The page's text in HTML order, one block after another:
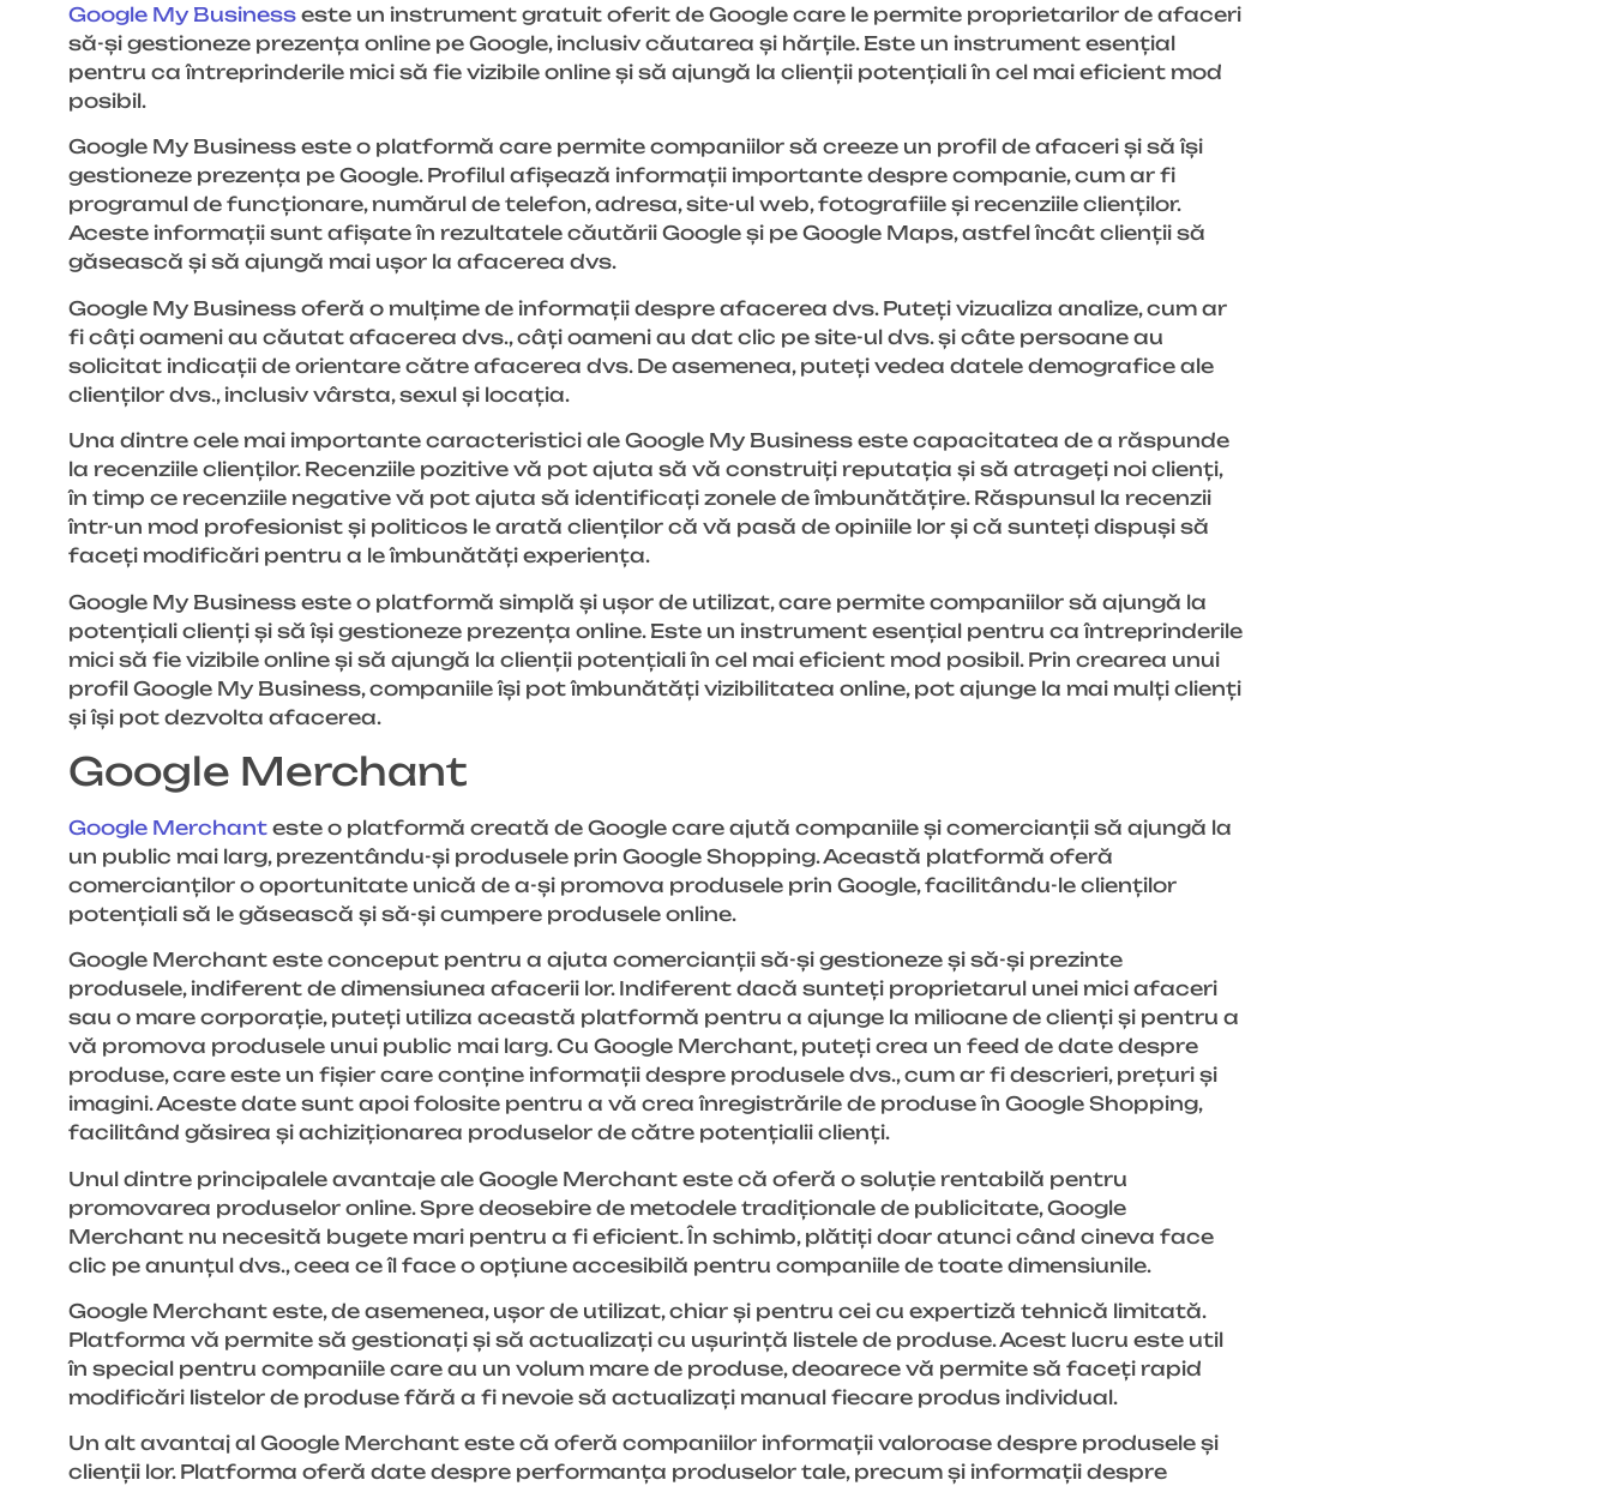
Google My Business este un instrument gratuit oferit de Google care le permite proprietarilor de afaceri
să-și gestioneze prezența online pe Google, inclusiv căutarea și hărțile. Este un instrument esențial
pentru ca întreprinderile mici să fie vizibile online și să ajungă la clienții potențiali în cel mai eficient mod
posibil.
Google My Business este o platformă care permite companiilor să creeze un profil de afaceri și să își
gestioneze prezența pe Google. Profilul afișează informații importante despre companie, cum ar fi
programul de funcționare, numărul de telefon, adresa, site-ul web, fotografiile și recenziile clienților.
Aceste informații sunt afișate în rezultatele căutării Google și pe Google Maps, astfel încât clienții să
găsească și să ajungă mai ușor la afacerea dvs.
Google My Business oferă o mulțime de informații despre afacerea dvs. Puteți vizualiza analize, cum ar
fi câți oameni au căutat afacerea dvs., câți oameni au dat clic pe site-ul dvs. și câte persoane au
solicitat indicații de orientare către afacerea dvs. De asemenea, puteți vedea datele demografice ale
clienților dvs., inclusiv vârsta, sexul și locația.
Una dintre cele mai importante caracteristici ale Google My Business este capacitatea de a răspunde
la recenziile clienților. Recenziile pozitive vă pot ajuta să vă construiți reputația și să atrageți noi clienți,
în timp ce recenziile negative vă pot ajuta să identificați zonele de îmbunătățire. Răspunsul la recenzii
într-un mod profesionist și politicos le arată clienților că vă pasă de opiniile lor și că sunteți dispuși să
faceți modificări pentru a le îmbunătăți experiența.
Google My Business este o platformă simplă și ușor de utilizat, care permite companiilor să ajungă la
potențiali clienți și să își gestioneze prezența online. Este un instrument esențial pentru ca întreprinderile
mici să fie vizibile online și să ajungă la clienții potențiali în cel mai eficient mod posibil. Prin crearea unui
profil Google My Business, companiile își pot îmbunătăți vizibilitatea online, pot ajunge la mai mulți clienți
și își pot dezvolta afacerea.
Google Merchant
Google Merchant este o platformă creată de Google care ajută companiile și comercianții să ajungă la
un public mai larg, prezentându-și produsele prin Google Shopping. Această platformă oferă
comercianților o oportunitate unică de a-și promova produsele prin Google, facilitându-le clienților
potențiali să le găsească și să-și cumpere produsele online.
Google Merchant este conceput pentru a ajuta comercianții să-și gestioneze și să-și prezinte
produsele, indiferent de dimensiunea afacerii lor. Indiferent dacă sunteți proprietarul unei mici afaceri
sau o mare corporație, puteți utiliza această platformă pentru a ajunge la milioane de clienți și pentru a
vă promova produsele unui public mai larg. Cu Google Merchant, puteți crea un feed de date despre
produse, care este un fișier care conține informații despre produsele dvs., cum ar fi descrieri, prețuri și
imagini. Aceste date sunt apoi folosite pentru a vă crea înregistrările de produse în Google Shopping,
facilitând găsirea și achiziționarea produselor de către potențialii clienți.
Unul dintre principalele avantaje ale Google Merchant este că oferă o soluție rentabilă pentru
promovarea produselor online. Spre deosebire de metodele tradiționale de publicitate, Google
Merchant nu necesită bugete mari pentru a fi eficient. În schimb, plătiți doar atunci când cineva face
clic pe anunțul dvs., ceea ce îl face o opțiune accesibilă pentru companiile de toate dimensiunile.
Google Merchant este, de asemenea, ușor de utilizat, chiar și pentru cei cu expertiză tehnică limitată.
Platforma vă permite să gestionați și să actualizați cu ușurință listele de produse. Acest lucru este util
în special pentru companiile care au un volum mare de produse, deoarece vă permite să faceți rapid
modificări listelor de produse fără a fi nevoie să actualizați manual fiecare produs individual.
Un alt avantaj al Google Merchant este că oferă companiilor informații valoroase despre produsele și
clienții lor. Platforma oferă date despre performanța produselor tale, precum și informații despre